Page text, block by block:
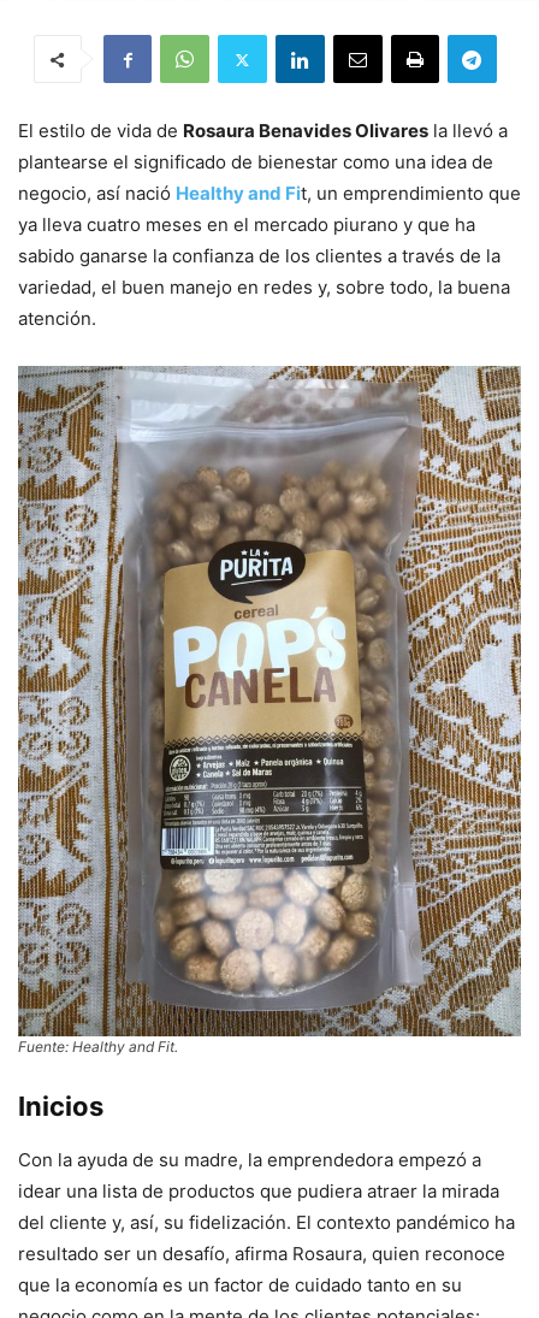
El estilo de vida de Rosaura Benavides Olivares la llevó a
plantearse el significado de bienestar como una idea de
negocio, así nació Healthy and Fit, un emprendimiento que
ya lleva cuatro meses en el mercado piurano y que ha
sabido ganarse la confianza de los clientes a través de la
variedad, el buen manejo en redes y, sobre todo, la buena
atención.
Fuente: Healthy and Fit.
Inicios
Con la ayuda de su madre, la emprendedora empezó a
idear una lista de productos que pudiera atraer la mirada
del cliente y, así, su fidelización. El contexto pandémico ha
resultado ser un desafío, afirma Rosaura, quien reconoce
que la economía es un factor de cuidado tanto en su